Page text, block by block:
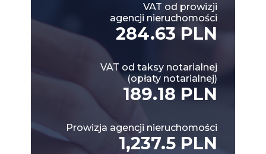
VAT od prowizji
agencji nieruchomości
284.63 PLN
VAT od taksy notarialnej
(opłaty notarialnej)
189.18 PLN
Prowizja agencji nieruchomości
1,237.5 PLN